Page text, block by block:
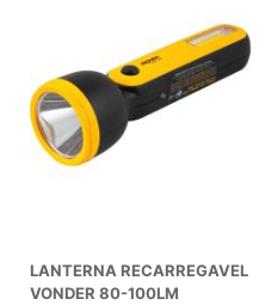
LANTERNA RECARREGAVEL
VONDER 80-100LM